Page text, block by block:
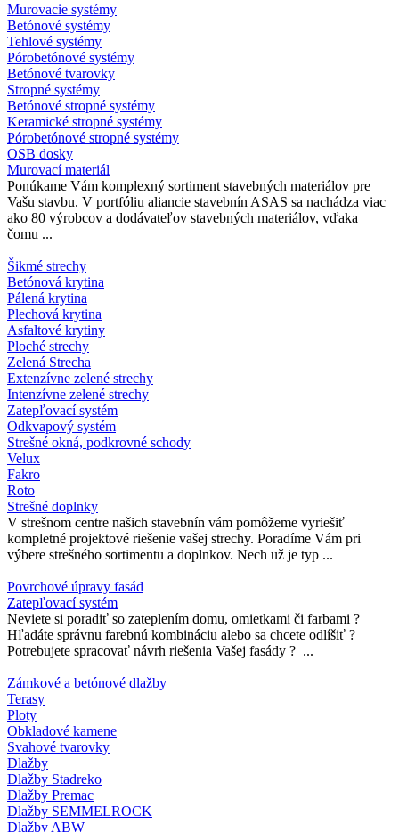
Murovacie systémy
Betónové systémy
Tehlové systémy
Pórobetónové systémy
Betónové tvarovky
Stropné systémy
Betónové stropné systémy
Keramické stropné systémy
Pórobetónové stropné systémy
OSB dosky
Murovací materiál
Ponúkame Vám komplexný sortiment stavebných materiálov pre
Vašu stavbu. V portfóliu aliancie stavebnín ASAS sa nachádza viac
ako 80 výrobcov a dodávateľov stavebných materiálov, vďaka
čomu ...
Šikmé strechy
Betónová krytina
Pálená krytina
Plechová krytina
Asfaltové krytiny
Ploché strechy
Zelená Strecha
Extenzívne zelené strechy
Intenzívne zelené strechy
Zatepľovací systém
Odkvapový systém
Strešné okná, podkrovné schody
Velux
Fakro
Roto
Strešné doplnky
V strešnom centre našich stavebnín vám pomôžeme vyriešiť
kompletné projektové riešenie vašej strechy. Poradíme Vám pri
výbere strešného sortimentu a doplnkov. Nech už je typ ...
Povrchové úpravy fasád
Zatepľovací systém
Neviete si poradiť so zateplením domu, omietkami či farbami ?
Hľadáte správnu farebnú kombináciu alebo sa chcete odlíšiť ?
Potrebujete spracovať návrh riešenia Vašej fasády ? ...
Zámkové a betónové dlažby
Terasy
Ploty
Obkladové kamene
Svahové tvarovky
Dlažby
Dlažby Stadreko
Dlažby Premac
Dlažby SEMMELROCK
Dlažby ABW